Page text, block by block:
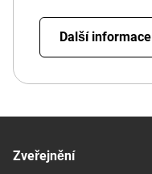
Další informace
Zveřejnění